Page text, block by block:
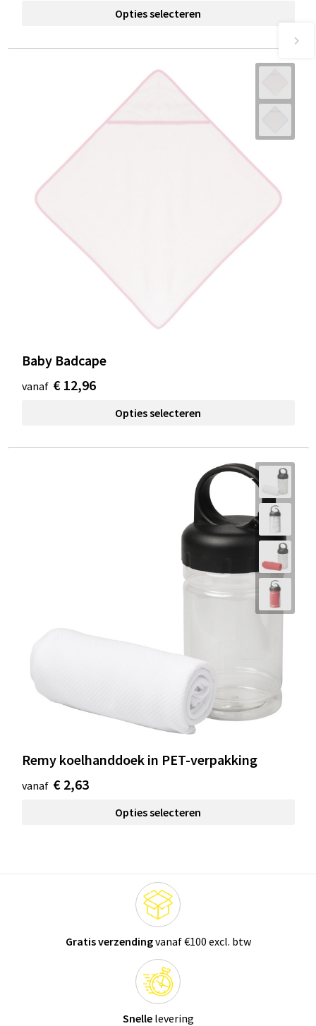
Opties selecteren
Baby Badcape
vanaf € 12,96
Opties selecteren
Remy koelhanddoek in PET-verpakking
vanaf € 2,63
Opties selecteren
Gratis verzendingvanaf €100 excl. btw
Snellelevering